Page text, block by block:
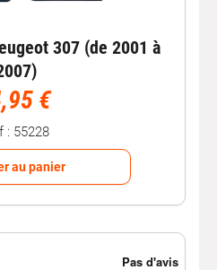
307 (de 2001 à
€
: 55228
au panier